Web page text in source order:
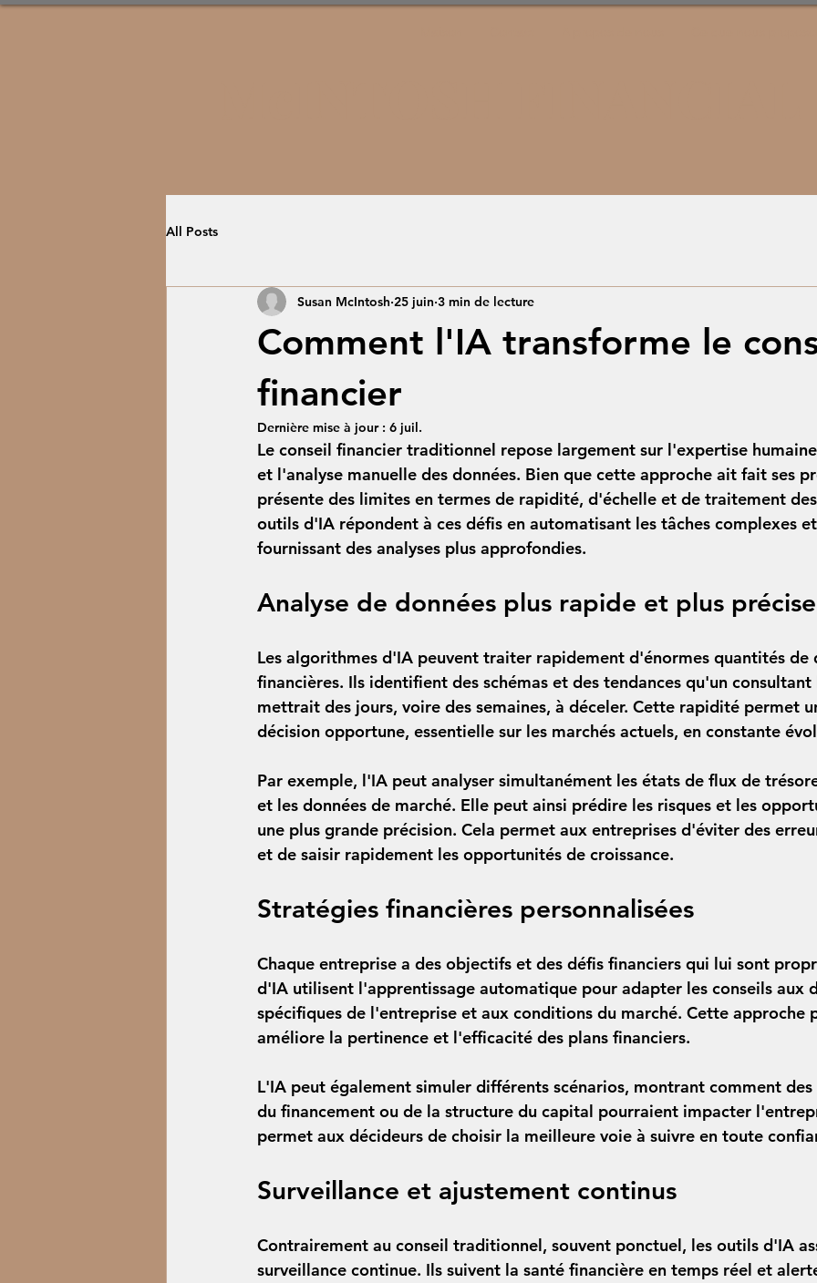
All Posts
Comment l'IA transforme le
financier
Susan McIntosh 25 juin 3 min de lecture
Dernière mise à jour : 6 juil.
Le conseil financier traditionnel repose largement sur l'expertise
et l'analyse manuelle des données. Bien que cette approche ait fait ses
présente des limites en termes de rapidité, d'échelle et de traitement
outils d'IA répondent à ces défis en automatisant les tâches complexes
fournissant des analyses plus approfondies.
Analyse de données plus rapide et plus précise
Les algorithmes d'IA peuvent traiter rapidement d'énormes quantités de
financières. Ils identifient des schémas et des tendances qu'un consultant
mettrait des jours, voire des semaines, à déceler. Cette rapidité permet
décision opportune, essentielle sur les marchés actuels, en constante
Par exemple, l'IA peut analyser simultanément les états de flux de
et les données de marché. Elle peut ainsi prédire les risques et les
une plus grande précision. Cela permet aux entreprises d'éviter des
et de saisir rapidement les opportunités de croissance.
Stratégies financières personnalisées
Chaque entreprise a des objectifs et des défis financiers qui lui sont
d'IA utilisent l'apprentissage automatique pour adapter les conseils aux
spécifiques de l'entreprise et aux conditions du marché. Cette approche
améliore la pertinence et l'efficacité des plans financiers.
L'IA peut également simuler différents scénarios, montrant comment
du financement ou de la structure du capital pourraient impacter
permet aux décideurs de choisir la meilleure voie à suivre en toute
Surveillance et ajustement continus
Contrairement au conseil traditionnel, souvent ponctuel, les outils d'IA
surveillance continue. Ils suivent la santé financière en temps réel et